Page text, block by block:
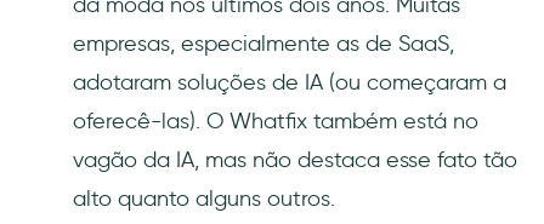
empresas, especialmente as de SaaS,
adotaram soluções de IA (ou começaram a
oferecê-las). O Whatfix também está no
vagão da IA, mas não destaca esse fato tão
alto quanto alguns outros.